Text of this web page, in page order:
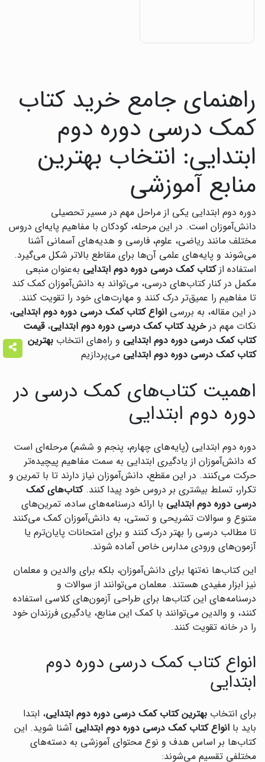
راهنمای جامع خرید کتاب
کمک درسی دوره دوم
ابتدایی: انتخاب بهترین
منابع آموزشی
دوره دوم ابتدایی یکی از مراحل مهم در مسیر تحصیلی
دانش‌آموزان است. در این مرحله، کودکان با مفاهیم پایه‌ای دروس
مختلف مانند ریاضی، علوم، فارسی و هدیه‌های آسمانی آشنا
می‌شوند و پایه‌های علمی آن‌ها برای مقاطع بالاتر شکل می‌گیرد.
استفاده ازکتاب کمک درسی دوره دوم ابتدایی به‌عنوان منبعی
مکمل در کنار کتاب‌های درسی، می‌تواند به دانش‌آموزان کمک کند
تا مفاهیم را عمیق‌تر درک کنند و مهارت‌های خود را تقویت کنند.
در این مقاله، به بررسی انواع کتاب کمک درسی دوره دوم ابتدایی،
نکات مهم درخرید کتاب کمک درسی دوره دوم ابتدایی،قیمت
کتاب کمک درسی دوره دوم ابتدایی و راه‌های انتخاب بهترین
کتاب کمک درسی دوره دوم ابتدایی می‌پردازیم
اهمیت کتاب‌های کمک درسی در
دوره دوم ابتدایی
دوره دوم ابتدایی (پایه‌های چهارم، پنجم و ششم) مرحله‌ای است
که دانش‌آموزان از یادگیری ابتدایی به سمت مفاهیم پیچیده‌تر
حرکت می‌کنند. در این مقطع، دانش‌آموزان نیاز دارند تا با تمرین و
تکرار، تسلط بیشتری بر دروس خود پیدا کنند.کتاب‌های کمک
درسی دوره دوم ابتدایی با ارائه درسنامه‌های ساده، تمرین‌های
متنوع و سوالات تشریحی و تستی، به دانش‌آموزان کمک می‌کنند
تا مطالب درسی را بهتر درک کنند و برای امتحانات پایان‌ترم یا
آزمون‌های ورودی مدارس خاص آماده شوند.
این کتاب‌ها نه‌تنها برای دانش‌آموزان، بلکه برای والدین و معلمان
نیز ابزار مفیدی هستند. معلمان می‌توانند از سوالات و
درسنامه‌های این کتاب‌ها برای طراحی آزمون‌های کلاسی استفاده
کنند، و والدین می‌توانند با کمک این منابع، یادگیری فرزندان خود
را در خانه تقویت کنند.
انواع کتاب کمک درسی دوره دوم
ابتدایی
برای انتخاب بهترین کتاب کمک درسی دوره دوم ابتدایی، ابتدا
باید با انواع کتاب کمک درسی دوره دوم ابتدایی آشنا شوید. این
کتاب‌ها بر اساس هدف و نوع محتوای آموزشی به دسته‌های
مختلفی تقسیم می‌شوند: